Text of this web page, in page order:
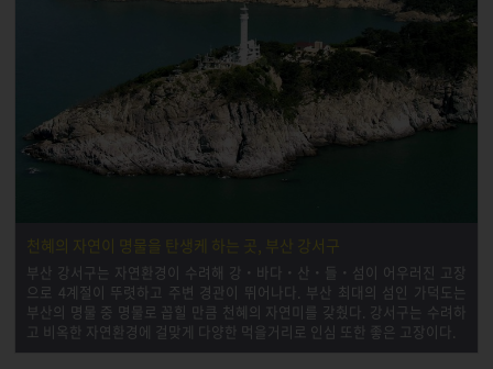
천혜의 자연이 명물을 탄생케 하는 곳, 부산 강서구
부산 강서구는 자연환경이 수려해 강‧바다‧산‧들‧섬이 어우러진 고장
으로 4계절이 뚜렷하고 주변 경관이 뛰어나다. 부산 최대의 섬인 가덕도는
부산의 명물 중 명물로 꼽힐 만큼 천혜의 자연미를 갖췄다. 강서구는 수려하
고 비옥한 자연환경에 걸맞게 다양한 먹을거리로 인심 또한 좋은 고장이다.